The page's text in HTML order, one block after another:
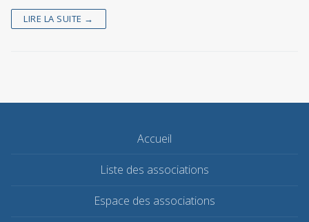
LIRE LA SUITE →
Accueil
Liste des associations
Espace des associations